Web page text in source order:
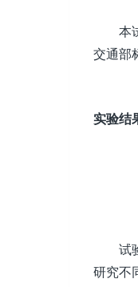
本
交通部
实验结
试
研究不